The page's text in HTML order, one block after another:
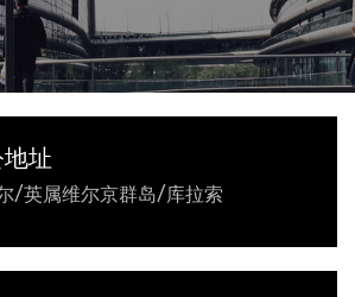
址
/英属维尔京群岛/库拉索